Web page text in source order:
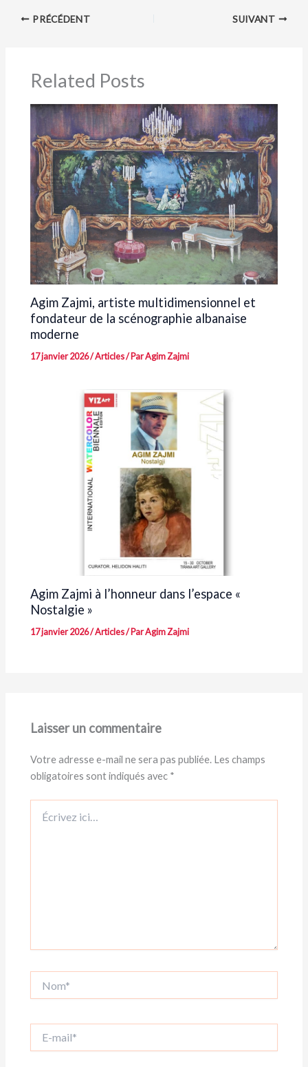
PRÉCÉDENT SUIVANT
Related Posts
Agim Zajmi, artiste multidimensionnel et
fondateur de la scénographie albanaise
moderne
17 janvier 2026/Articles/ ParAgim Zajmi
Agim Zajmi à l’honneur dans l’espace «
Nostalgie »
17 janvier 2026/Articles/ ParAgim Zajmi
Laisser un commentaire
Votre adresse e-mail ne sera pas publiée. Les champs
obligatoires sont indiqués avec *
ici…
mail*